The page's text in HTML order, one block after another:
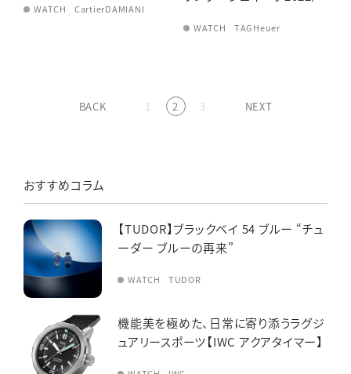
WATCH CartierDAMIANI
WATCH TAGHeuer
BACK 1 2 3 NEXT
おすすめコラム
【TUDOR】ブラックベイ 54 ブルー “チュ
ーダー ブルーの再来”
WATCH TUDOR
機能美を極めた、日常に寄り添うラグジ
ュアリースポーツ【IWC アクアタイマー】